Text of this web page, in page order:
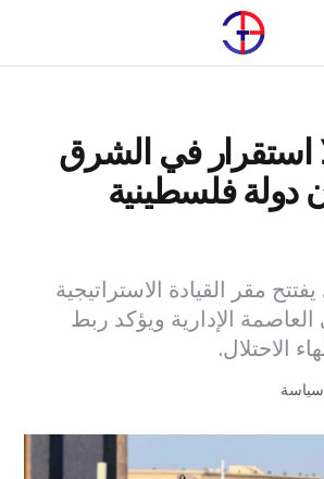
استقرار في الشرق
دولة فلسطينية
مقر القيادة الاستراتيجية
الإدارية ويؤكد ربط
الاحتلال.